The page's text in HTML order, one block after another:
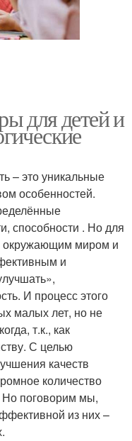
для детей и
– это уникальные
особенностей.
способности . Но для
окружающим миром и
и
И процесс этого
малых лет, но не
т.к., как
С целью
качеств
количество
Но поговорим мы,
из них –